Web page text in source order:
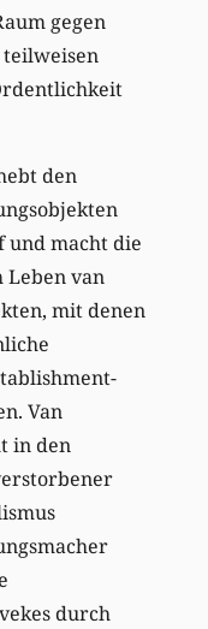
gegen
teilweisen
den
und macht die
Leben van
mit denen
Van
in den
durch